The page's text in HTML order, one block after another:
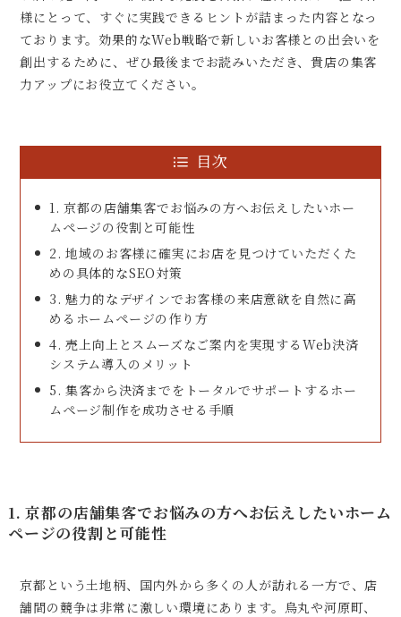
様にとって、すぐに実践できるヒントが詰まった内容となっ
ております。効果的なWeb戦略で新しいお客様との出会いを
創出するために、ぜひ最後までお読みいただき、貴店の集客
力アップにお役立てください。
目次
1. 京都の店舗集客でお悩みの方へお伝えしたいホー
ムページの役割と可能性
2. 地域のお客様に確実にお店を見つけていただくた
めの具体的なSEO対策
3. 魅力的なデザインでお客様の来店意欲を自然に高
めるホームページの作り方
4. 売上向上とスムーズなご案内を実現するWeb決済
システム導入のメリット
5. 集客から決済までをトータルでサポートするホー
ムページ制作を成功させる手順
1. 京都の店舗集客でお悩みの方へお伝えしたいホーム
ページの役割と可能性
京都という土地柄、国内外から多くの人が訪れる一方で、店
舗間の競争は非常に激しい環境にあります。烏丸や河原町、